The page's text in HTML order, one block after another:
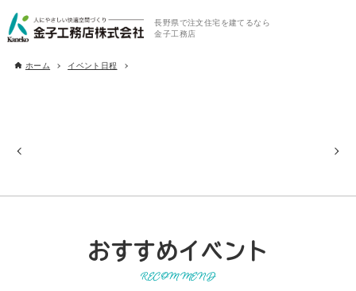
長野県で注文住宅を建てるなら
金子工務店
ホーム イベント日程
おすすめイベント
RECOMMEND